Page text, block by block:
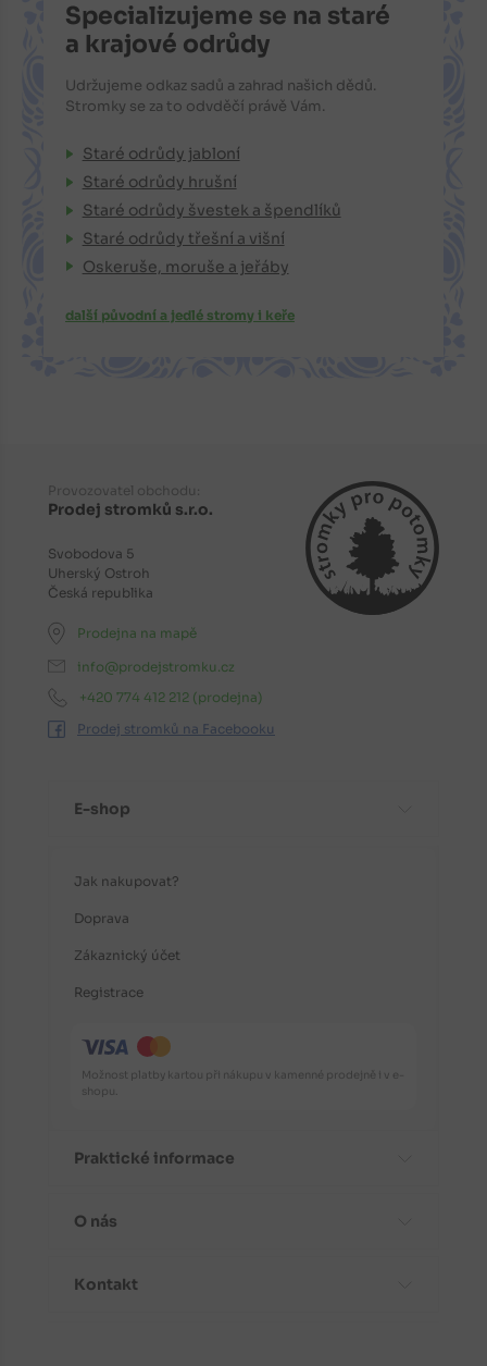
Specializujeme se na staré
a krajové odrůdy
Udržujeme odkaz sadů a zahrad našich dědů.
Stromky se za to odvděčí právě Vám.
Staré odrůdy jabloní
Staré odrůdy hrušní
Staré odrůdy švestek a špendlíků
Staré odrůdy třešní a višní
Oskeruše, moruše a jeřáby
další původní a jedlé stromy i keře
Provozovatel obchodu:
Prodej stromků s.r.o.
Svobodova 5
Uherský Ostroh
Česká republika
Prodejna na mapě
info@prodejstromku.cz
+420 774 412 212 (prodejna)
Prodej stromků na Facebooku
E-shop
Jak nakupovat?
Doprava
Zákaznický účet
Registrace
Možnost platby kartou při nákupu v kamenné prodejně i v e-
shopu.
Praktické informace
Časté dotazy
O nás
Aktuality
Kontakt